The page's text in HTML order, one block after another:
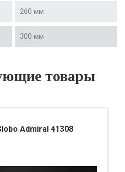
260 мм
300 мм
товары
Admiral 41308